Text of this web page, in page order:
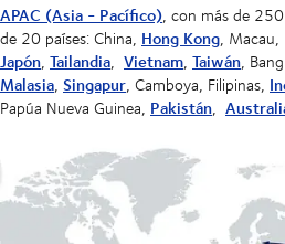
APAC (Asia - Pacífico), con más de
de 20 países: China, Hong Kong, Macau,
Japón, Tailandia, Vietnam, Taiwán,
Malasia, Singapur, Camboya, Filipinas,
Papúa Nueva Guinea, Pakistán,